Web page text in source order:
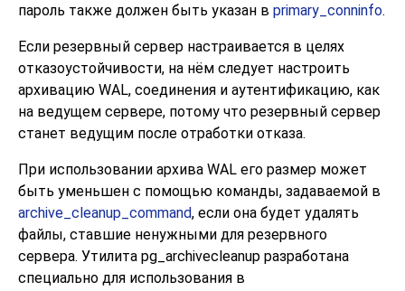
пароль также должен быть указан в primary_conninfo.
Если резервный сервер настраивается в целях
отказоустойчивости, на нём следует настроить
архивацию WAL, соединения и аутентификацию, как
на ведущем сервере, потому что резервный сервер
станет ведущим после отработки отказа.
При использовании архива WAL его размер может
быть уменьшен с помощью команды, задаваемой в
archive_cleanup_command, если она будет удалять
файлы, ставшие ненужными для резервного
сервера. Утилита pg_archivecleanup разработана
специально для использования в